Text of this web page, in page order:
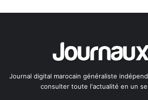
Journal digital marocain généraliste
consulter toute l'actualité en un